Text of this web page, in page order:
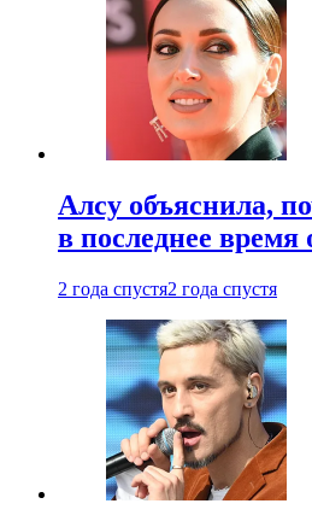
Алсу объяснила,
в последнее время
2 года спустя2 года спустя